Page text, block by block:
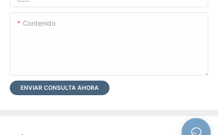
Contenido
ENVIAR CONSULTA AHORA